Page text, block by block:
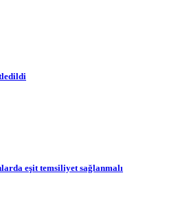
eşit temsiliyet sağlanmalı